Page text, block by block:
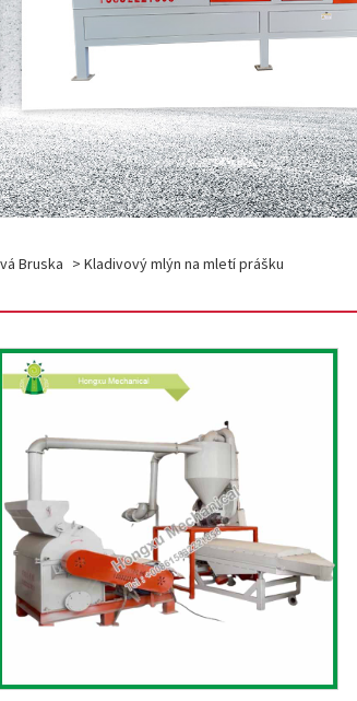
Bruska > Kladivový mlýn na mletí prášku